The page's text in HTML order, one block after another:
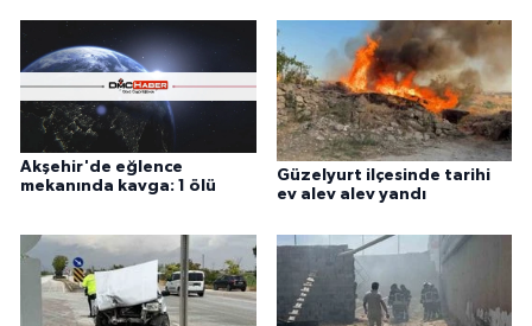
Akşehir'de eğlence
mekanında kavga: 1 ölü
Güzelyurt ilçesinde tarihi
ev alev alev yandı